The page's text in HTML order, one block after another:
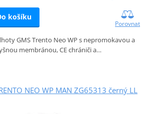
košíku
Porovnat
GMS Trento Neo WP s nepromokavou a
membránou, CE chrániči a…
NEO WP MAN ZG65313 černý LL